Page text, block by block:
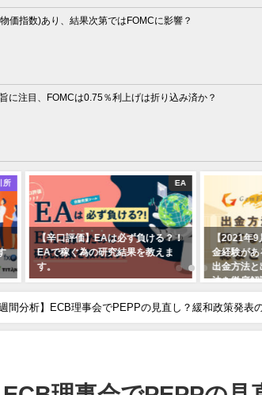
価指数)あり、結果次第ではFOMCに影響？
に注目、FOMCは0.75％利上げは折り込み済か？
所 EA
【辛口評価】EAは必ず負ける？！
EAで稼ぐ為の研究結果を教えま
す。
【2021年
金経験が
出金方法と
法を徹底解
週間分析】ECB理事会でPEPPの見直し？緩和政策発表